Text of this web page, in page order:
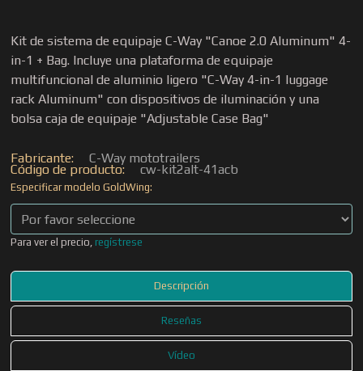
Kit de sistema de equipaje C-Way "Canoe 2.0 Aluminum" 4-
in-1 + Bag. Incluye una plataforma de equipaje
multifuncional de aluminio ligero "C-Way 4-in-1 luggage
rack Aluminum" con dispositivos de iluminación y una
bolsa caja de equipaje "Adjustable Case Bag"
Fabricante: C-Way mototrailers
Código de producto: cw-kit2alt-41acb
Especificar modelo GoldWing:
Para ver el precio, regístrese
Descripción
Reseñas
Vídeo